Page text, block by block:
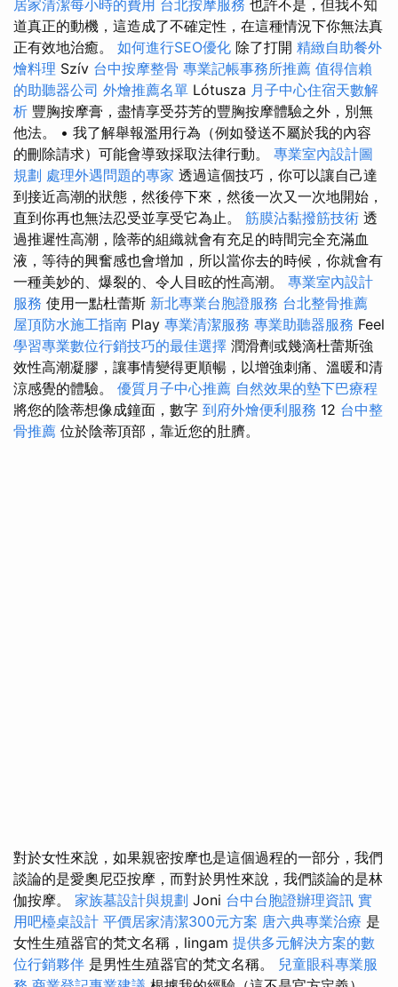
居家清潔每小時的費用 台北按摩服務 也許不是，但我不知
道真正的動機，這造成了不確定性，在這種情況下你無法真
正有效地治癒。 如何進行SEO優化 除了打開 精緻自助餐外
燴料理 Szív 台中按摩整骨 專業記帳事務所推薦 值得信賴
的助聽器公司 外燴推薦名單 Lótusza 月子中心住宿天數解
析 豐胸按摩膏，盡情享受芬芳的豐胸按摩體驗之外，別無
他法。 • 我了解舉報濫用行為（例如發送不屬於我的內容
的刪除請求）可能會導致採取法律行動。 專業室內設計圖
規劃 處理外遇問題的專家 透過這個技巧，你可以讓自己達
到接近高潮的狀態，然後停下來，然後一次又一次地開始，
直到你再也無法忍受並享受它為止。 筋膜沾黏撥筋技術 透
過推遲性高潮，陰蒂的組織就會有充足的時間完全充滿血
液，等待的興奮感也會增加，所以當你去的時候，你就會有
一種美妙的、爆裂的、令人目眩的性高潮。 專業室內設計
服務 使用一點杜蕾斯 新北專業台胞證服務 台北整骨推薦
屋頂防水施工指南 Play 專業清潔服務 專業助聽器服務 Feel
學習專業數位行銷技巧的最佳選擇 潤滑劑或幾滴杜蕾斯強
效性高潮凝膠，讓事情變得更順暢，以增強刺痛、溫暖和清
涼感覺的體驗。 優質月子中心推薦 自然效果的墊下巴療程
將您的陰蒂想像成鐘面，數字 到府外燴便利服務 12 台中整
骨推薦 位於陰蒂頂部，靠近您的肚臍。
對於女性來說，如果親密按摩也是這個過程的一部分，我們
談論的是愛奧尼亞按摩，而對於男性來說，我們談論的是林
伽按摩。 家族墓設計與規劃 Joni 台中台胞證辦理資訊 實
用吧檯桌設計 平價居家清潔300元方案 唐六典專業治療 是
女性生殖器官的梵文名稱，lingam 提供多元解決方案的數
位行銷夥伴 是男性生殖器官的梵文名稱。 兒童眼科專業服